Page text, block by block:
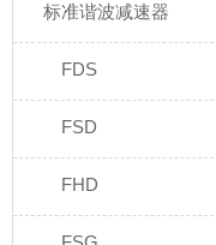
标准谐波减速器
FDS
FSD
FHD